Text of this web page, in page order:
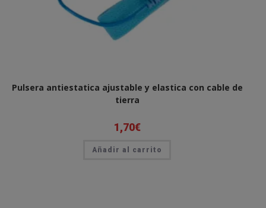
Pulsera antiestatica ajustable y elastica con cable de
tierra
1,70€
Añadir al carrito